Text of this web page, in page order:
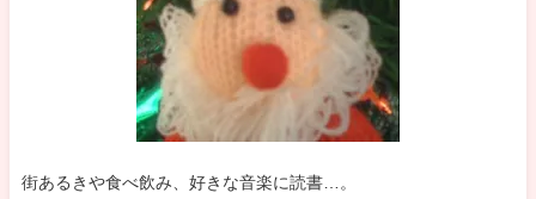
街あるきや食べ飲み、好きな音楽に読書…。